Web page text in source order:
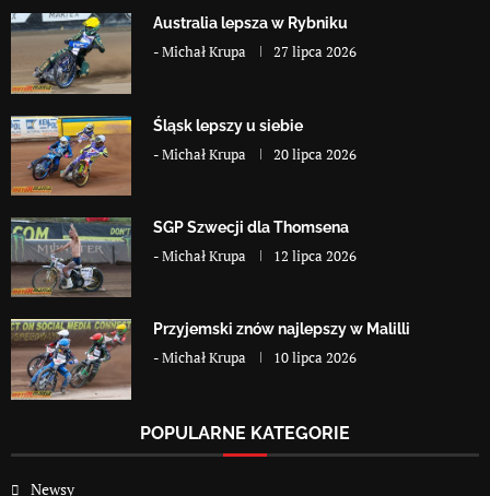
Australia lepsza w Rybniku
-Michał Krupa 27 lipca 2026
Śląsk lepszy u siebie
-Michał Krupa 20 lipca 2026
SGP Szwecji dla Thomsena
-Michał Krupa 12 lipca 2026
Przyjemski znów najlepszy w Malilli
-Michał Krupa 10 lipca 2026
POPULARNE KATEGORIE
Newsy